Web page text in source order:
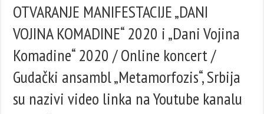
OTVARANJE MANIFESTACIJE „DANI
VOJINA KOMADINE“ 2020 i „Dani Vojina
Komadine“ 2020 / Online koncert /
Gudački ansambl „Metamorfozis“, Srbija
su nazivi video linka na Youtube kanalu